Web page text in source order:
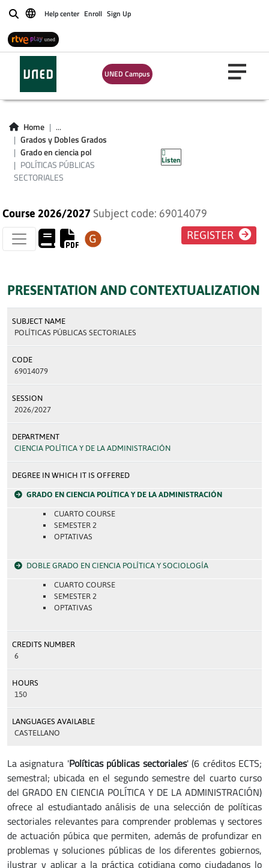
BuscarHelp center Enroll Sign Up
UNED Campus
Home
...
Grados y Dobles Grados
Grado en ciencia pol
POLÍTICAS PÚBLICAS
SECTORIALES
Listen
POLÍTICAS
PÚBLICAS
SECTORIALES
Course 2026/2027 Subject code: 69014079
REGISTER
PRESENTATION AND CONTEXTUALIZATION
SUBJECT NAME
POLÍTICAS PÚBLICAS SECTORIALES
CODE
69014079
SESSION
2026/2027
DEPARTMENT
CIENCIA POLÍTICA Y DE LA ADMINISTRACIÓN
DEGREE IN WHICH IT IS OFFERED
GRADO EN CIENCIA POLÍTICA Y DE LA ADMINISTRACIÓN
CUARTO COURSE
SEMESTER 2
OPTATIVAS
DOBLE GRADO EN CIENCIA POLÍTICA Y SOCIOLOGÍA
CUARTO COURSE
SEMESTER 2
OPTATIVAS
CREDITS NUMBER
6
HOURS
150
LANGUAGES AVAILABLE
CASTELLANO
La asignatura 'Políticas públicas sectoriales' (6 créditos ECTS;
semestral; ubicada en el segundo semestre del cuarto curso
del GRADO EN CIENCIA POLÍTICA Y DE LA ADMINISTRACIÓN)
ofrece al estudiantado análisis de una selección de políticas
sectoriales relevantes para comprender problemas y sectores
de actuación púbica que permiten, además de profundizar en
problemas y soluciones públicas de los diferentes gobiernos,
ilustrar y aplicar a la práctica cotidiana como ciudadanos lo